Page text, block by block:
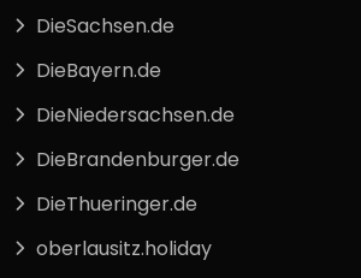
DieSachsen.de
DieBayern.de
DieNiedersachsen.de
DieBrandenburger.de
DieThueringer.de
oberlausitz.holiday